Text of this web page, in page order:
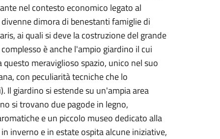
nel contesto economico legato al
dimora di benestanti famiglie di
ai quali si deve la costruzione del grande
è anche l'ampio giardino il cui
meraviglioso spazio, unico nel suo
con peculiarità tecniche che lo
giardino si estende su un'ampia area
si trovano due pagode in legno,
e un piccolo museo dedicato alla
inverno e in estate ospita alcune iniziative,